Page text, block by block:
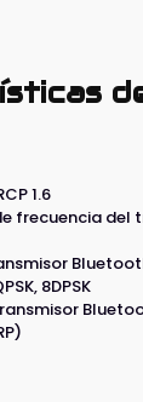
1.6
frecuencia del
8DPSK